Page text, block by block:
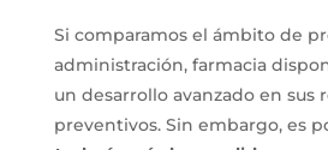
Si comparamos el ámbito de
administración, farmacia
un desarrollo avanzado en sus
preventivos. Sin embargo, es